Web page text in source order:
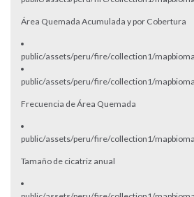
Área Quemada Acumulada y por Cobertura
public/assets/peru/fire/collection1/
public/assets/peru/fire/collection1/
Frecuencia de Área Quemada
public/assets/peru/fire/collection1/
Tamaño de cicatriz anual